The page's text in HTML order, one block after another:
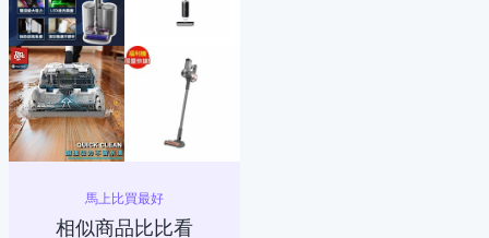
馬上比買最好
相似商品比比看